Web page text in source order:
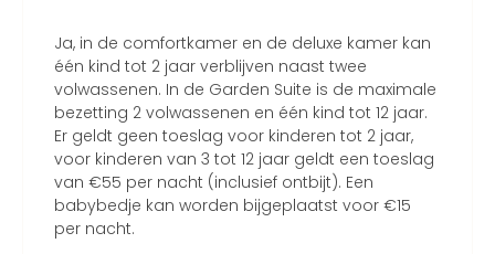
Ja, in de comfortkamer en de deluxe kamer kan
één kind tot 2 jaar verblijven naast twee
volwassenen. In de Garden Suite is de maximale
bezetting 2 volwassenen en één kind tot 12 jaar.
Er geldt geen toeslag voor kinderen tot 2 jaar,
voor kinderen van 3 tot 12 jaar geldt een toeslag
van €55 per nacht (inclusief ontbijt). Een
babybedje kan worden bijgeplaatst voor €15
per nacht.